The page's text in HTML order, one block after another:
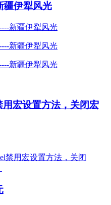
疆伊犁风光
宏设置方法，关闭宏